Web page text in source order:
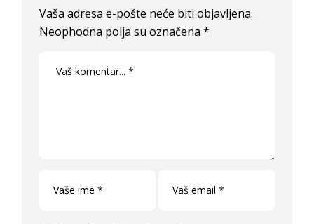
Vaša adresa e-pošte neće biti objavljena.
Neophodna polja su označena*